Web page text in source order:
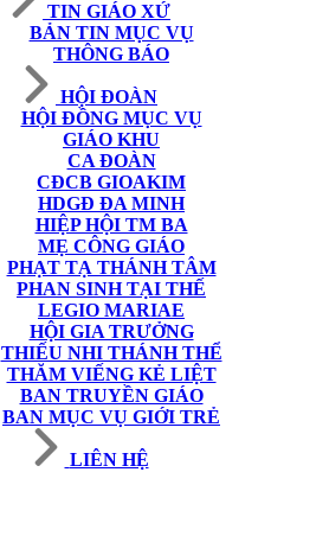
TIN GIÁO XỨ
BẢN TIN MỤC VỤ
THÔNG BÁO
HỘI ĐOÀN
HỘI ĐỒNG MỤC VỤ
GIÁO KHU
CA ĐOÀN
CĐCB GIOAKIM
HDGĐ ĐA MINH
HIỆP HỘI TM BA
MẸ CÔNG GIÁO
PHẠT TẠ THÁNH TÂM
PHAN SINH TẠI THẾ
LEGIO MARIAE
HỘI GIA TRƯỞNG
THIẾU NHI THÁNH THỂ
THĂM VIẾNG KẺ LIỆT
BAN TRUYỀN GIÁO
BAN MỤC VỤ GIỚI TRẺ
LIÊN HỆ